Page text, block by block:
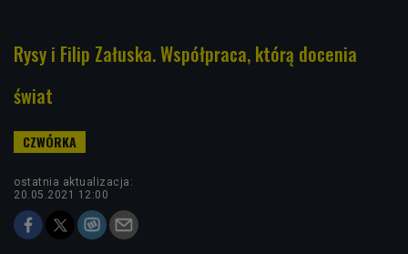
Rysy i Filip Załuska. Współpraca, którą docenia
świat
ostatnia aktualizacja:
20.05.2021 12:00